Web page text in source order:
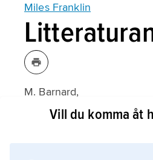
Miles Franklin
M. Barnard,
Miles Franklin
Vill du komma åt